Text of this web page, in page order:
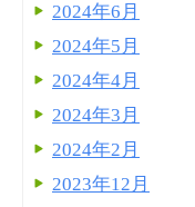
2024年6月
2024年5月
2024年4月
2024年3月
2024年2月
2023年12月